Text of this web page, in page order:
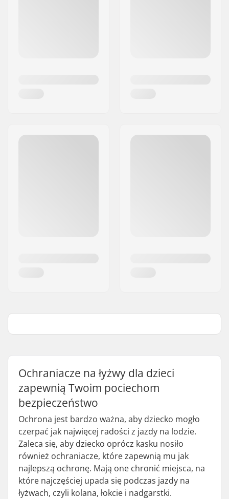
Ochraniacze na łyżwy dla dzieci
zapewnią Twoim pociechom
bezpieczeństwo
Ochrona jest bardzo ważna, aby dziecko mogło
czerpać jak najwięcej radości z jazdy na lodzie.
Zaleca się, aby dziecko oprócz kasku nosiło
również ochraniacze, które zapewnią mu jak
najlepszą ochronę. Mają one chronić miejsca, na
które najczęściej upada się podczas jazdy na
łyżwach, czyli kolana, łokcie i nadgarstki.